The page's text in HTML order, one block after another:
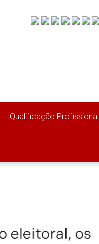
Qualificação Profissional